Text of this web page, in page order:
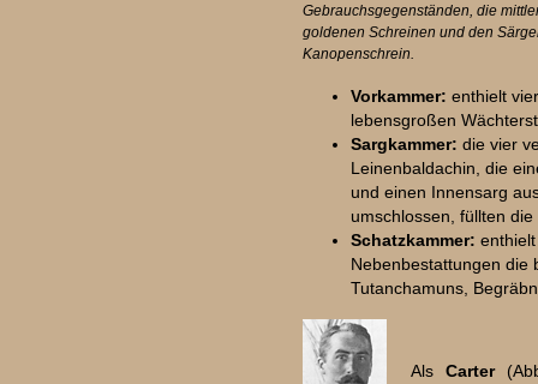
Gebrauchsgegenständen, die
goldenen Schreinen und den
Kanopenschrein.
Vorkammer: enthielt
lebensgroßen
Sargkammer: die vier
Leinenbaldachin, die
und einen Innensarg
umschlossen, füllten
Schatzkammer:
Nebenbestattungen die
Tutanchamuns,
Als Carter